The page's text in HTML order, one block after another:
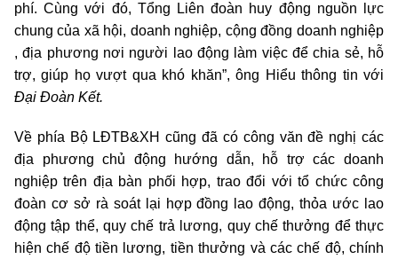
phí. Cùng với đó, Tổng Liên đoàn huy động nguồn lực
chung của xã hội, doanh nghiệp, cộng đồng doanh nghiệp
, địa phương nơi người lao động làm việc để chia sẻ, hỗ
trợ, giúp họ vượt qua khó khăn”, ông Hiểu thông tin với
Đại Đoàn Kết.
Về phía Bộ LĐTB&XH cũng đã có công văn đề nghị các
địa phương chủ động hướng dẫn, hỗ trợ các doanh
nghiệp trên địa bàn phối hợp, trao đổi với tổ chức công
đoàn cơ sở rà soát lại hợp đồng lao động, thỏa ước lao
động tập thể, quy chế trả lương, quy chế thưởng để thực
hiện chế độ tiền lương, tiền thưởng và các chế độ, chính